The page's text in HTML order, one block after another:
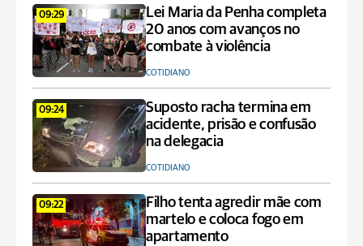
09:29
Lei Maria da Penha completa
20 anos com avanços no
combate à violência
COTIDIANO
09:24
Suposto racha termina em
acidente, prisão e confusão
na delegacia
COTIDIANO
09:22
Filho tenta agredir mãe com
martelo e coloca fogo em
apartamento